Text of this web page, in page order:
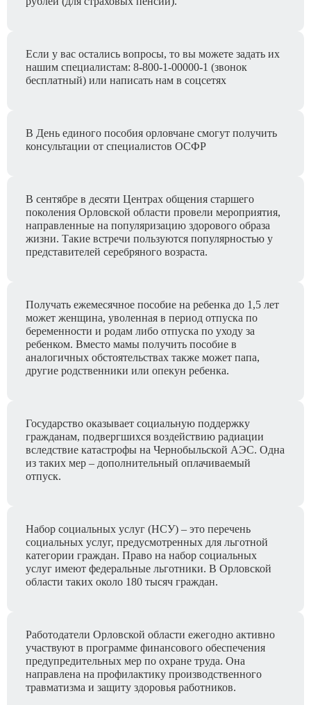
Если у вас остались вопросы, то вы можете задать их
нашим специалистам: 8-800-1-00000-1 (звонок
бесплатный) или написать нам в соцсетях
В День единого пособия орловчане смогут получить
консультации от специалистов ОСФР
В сентябре в десяти Центрах общения старшего
поколения Орловской области провели мероприятия,
направленные на популяризацию здорового образа
жизни. Такие встречи пользуются популярностью у
представителей серебряного возраста.
Получать ежемесячное пособие на ребенка до 1,5 лет
может женщина, уволенная в период отпуска по
беременности и родам либо отпуска по уходу за
ребенком. Вместо мамы получить пособие в
аналогичных обстоятельствах также может папа,
другие родственники или опекун ребенка.
Государство оказывает социальную поддержку
гражданам, подвергшихся воздействию радиации
вследствие катастрофы на Чернобыльской АЭС. Одна
из таких мер – дополнительный оплачиваемый
отпуск.
Набор социальных услуг (НСУ) – это перечень
социальных услуг, предусмотренных для льготной
категории граждан. Право на набор социальных
услуг имеют федеральные льготники. В Орловской
области таких около 180 тысяч граждан.
Работодатели Орловской области ежегодно активно
участвуют в программе финансового обеспечения
предупредительных мер по охране труда. Она
направлена на профилактику производственного
травматизма и защиту здоровья работников.